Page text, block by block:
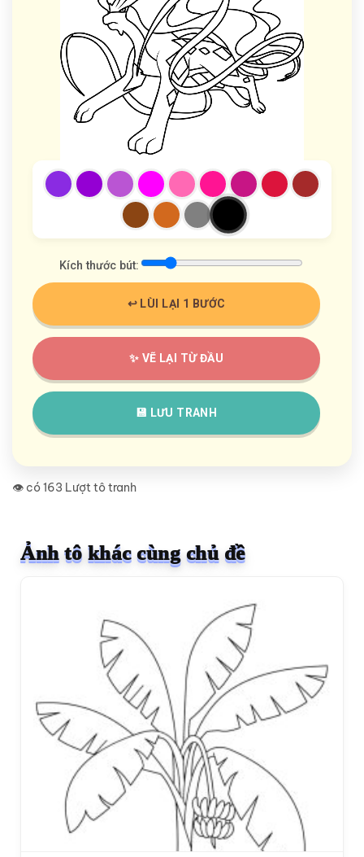
Kích thước bút:
↩️ LÙI LẠI 1 BƯỚC
✨ VẼ LẠI TỪ ĐẦU
💾 LƯU TRANH
👁️ có 163 Lượt tô tranh
Ảnh tô khác cùng chủ đề